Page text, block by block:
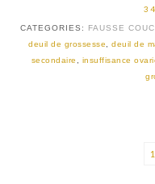
CATEGORIES: FAUSSE
deuil de grossesse
,deuil de
secondaire
insuffisance
1